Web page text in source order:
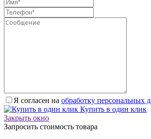
Я согласен на обработку персональных
Купить в один клик
Закрыть окно
Запросить стоимость товара